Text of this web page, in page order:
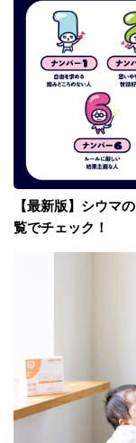
【最新版】シウマ
覧でチェック！